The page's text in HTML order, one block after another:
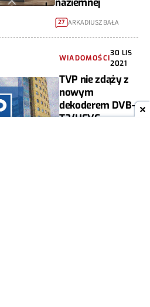
27 ARKADIUSZ BAŁA
WIADOMOŚCI
30 LIS
2021
TVP nie zdąży z
nowym
dekoderem DVB-
T2/HEVC.